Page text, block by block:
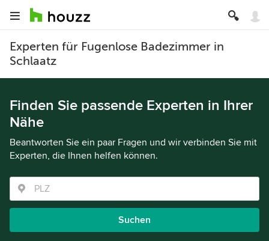
Experten für Fugenlose Badezimmer in
Schlaatz
Finden Sie passende Experten in Ihrer
Nähe
Beantworten Sie ein paar Fragen und wir verbinden Sie mit
Experten, die Ihnen helfen können.
Suchen